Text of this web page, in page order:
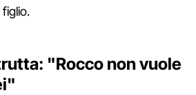
"Rocco non vuole